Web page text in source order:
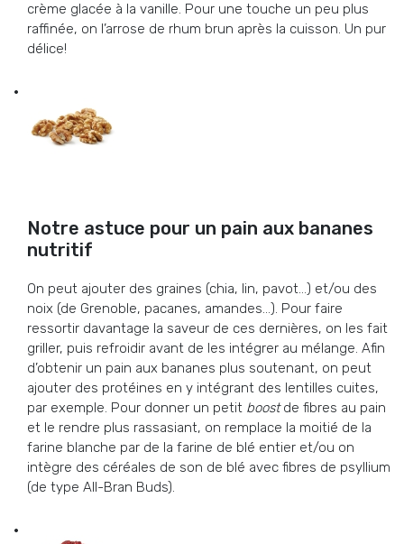
crème glacée à la vanille. Pour une touche un peu plus
raffinée, on l’arrose de rhum brun après la cuisson. Un pur
délice!
Notre astuce pour un pain aux bananes
nutritif
On peut ajouter des graines (chia, lin, pavot…) et/ou des
noix (de Grenoble, pacanes, amandes…). Pour faire
ressortir davantage la saveur de ces dernières, on les fait
griller, puis refroidir avant de les intégrer au mélange. Afin
d’obtenir un pain aux bananes plus soutenant, on peut
ajouter des protéines en y intégrant des lentilles cuites,
par exemple. Pour donner un petit boostde fibres au pain
et le rendre plus rassasiant, on remplace la moitié de la
farine blanche par de la farine de blé entier et/ou on
intègre des céréales de son de blé avec fibres de psyllium
(de type All-Bran Buds).